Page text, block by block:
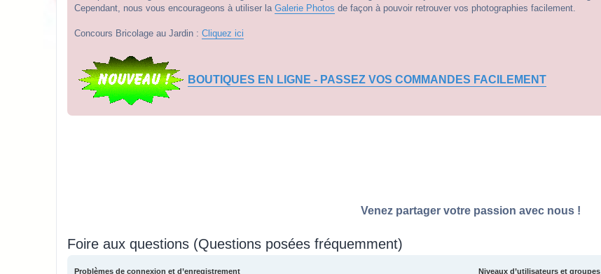
Cependant, nous vous encourageons à utiliser la Galerie Photos de façon à pouvoir retrouver vos photographies facilement.
Concours Bricolage au Jardin : Cliquez ici
BOUTIQUES EN LIGNE - PASSEZ VOS COMMANDES FACILEMENT
Venez partager votre passion avec nous !
Foire aux questions (Questions posées fréquemment)
Problèmes de connexion et d’enregistrement
Niveaux d’utilisateurs et groupes